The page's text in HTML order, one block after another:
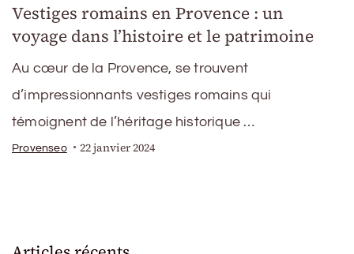
Vestiges romains en Provence : un
voyage dans l’histoire et le patrimoine
Au cœur de la Provence, se trouvent
d’impressionnants vestiges romains qui
témoignent de l’héritage historique …
Provenseo 22 janvier 2024